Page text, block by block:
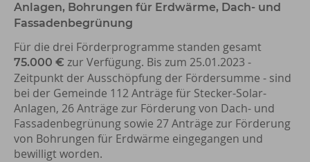
Anlagen, Bohrungen für Erdwärme, Dach- und
Fassadenbegrünung
Für die drei Förderprogramme standen gesamt
75.000 € zur Verfügung. Bis zum 25.01.2023 -
Zeitpunkt der Ausschöpfung der Fördersumme - sind
bei der Gemeinde 112 Anträge für Stecker-Solar-
Anlagen, 26 Anträge zur Förderung von Dach- und
Fassadenbegrünung sowie 27 Anträge zur Förderung
von Bohrungen für Erdwärme eingegangen und
bewilligt worden.